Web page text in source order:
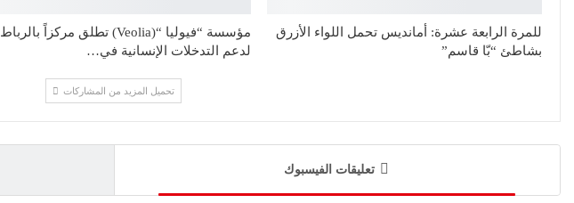
للمرة الرابعة عشرة: أمانديس تحمل اللواء الأزرق
بشاطئ “بّا قاسم”
مؤسسة “فيوليا “(Veolia) تطلق مركزاً بالرباط
لدعم التدخلات الإنسانية في…
تحميل المزيد من المشاركات
تعليقات الفيسبوك